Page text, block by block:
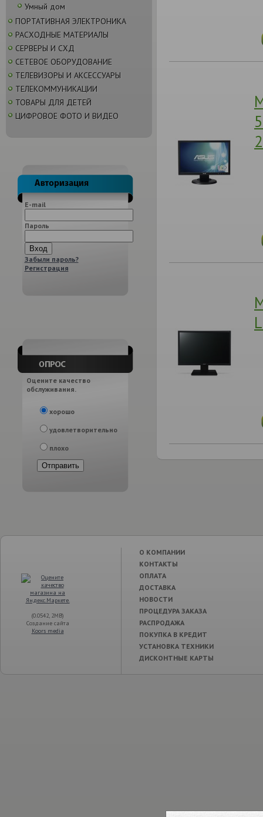
Умный дом
ПОРТАТИВНАЯ ЭЛЕКТРОНИКА
РАСХОДНЫЕ МАТЕРИАЛЫ
СЕРВЕРЫ И СХД
СЕТЕВОЕ ОБОРУДОВАНИЕ
ТЕЛЕВИЗОРЫ И АКСЕССУАРЫ
ТЕЛЕКОММУНИКАЦИИ
ТОВАРЫ ДЛЯ ДЕТЕЙ
ЦИФРОВОЕ ФОТО И ВИДЕО
E-mail
Пароль
Забыли пароль?
Регистрация
Оцените качество
обслуживания.
хорошо
удовлетворительно
плохо
(0.0542, 2MB)
Создание сайта
Koors media
О КОМПАНИИ
КОНТАКТЫ
ОПЛАТА
ДОСТАВКА
НОВОСТИ
ПРОЦЕДУРА ЗАКАЗА
РАСПРОДАЖА
ПОКУПКА В КРЕДИТ
УСТАНОВКА ТЕХНИКИ
ДИСКОНТНЫЕ КАРТЫ